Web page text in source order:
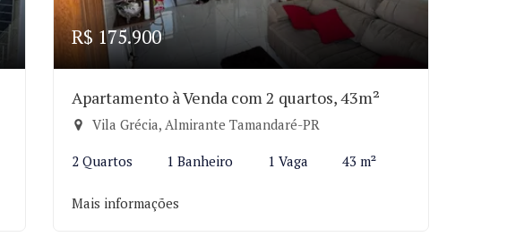
R$ 175.900
Apartamento à Venda com 2 quartos, 43m²
Vila Grécia, Almirante Tamandaré-PR
2 Quartos 1 Banheiro 1 Vaga 43 m²
Mais informações